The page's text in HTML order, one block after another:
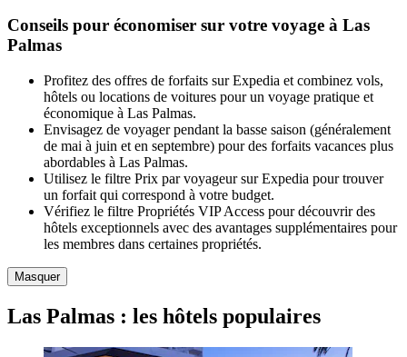
Conseils pour économiser sur votre voyage à Las
Palmas
Profitez des offres de forfaits sur Expedia et combinez vols,
hôtels ou locations de voitures pour un voyage pratique et
économique à Las Palmas.
Envisagez de voyager pendant la basse saison (généralement
de mai à juin et en septembre) pour des forfaits vacances plus
abordables à Las Palmas.
Utilisez le filtre Prix par voyageur sur Expedia pour trouver
un forfait qui correspond à votre budget.
Vérifiez le filtre Propriétés VIP Access pour découvrir des
hôtels exceptionnels avec des avantages supplémentaires pour
les membres dans certaines propriétés.
Masquer
Las Palmas : les hôtels populaires